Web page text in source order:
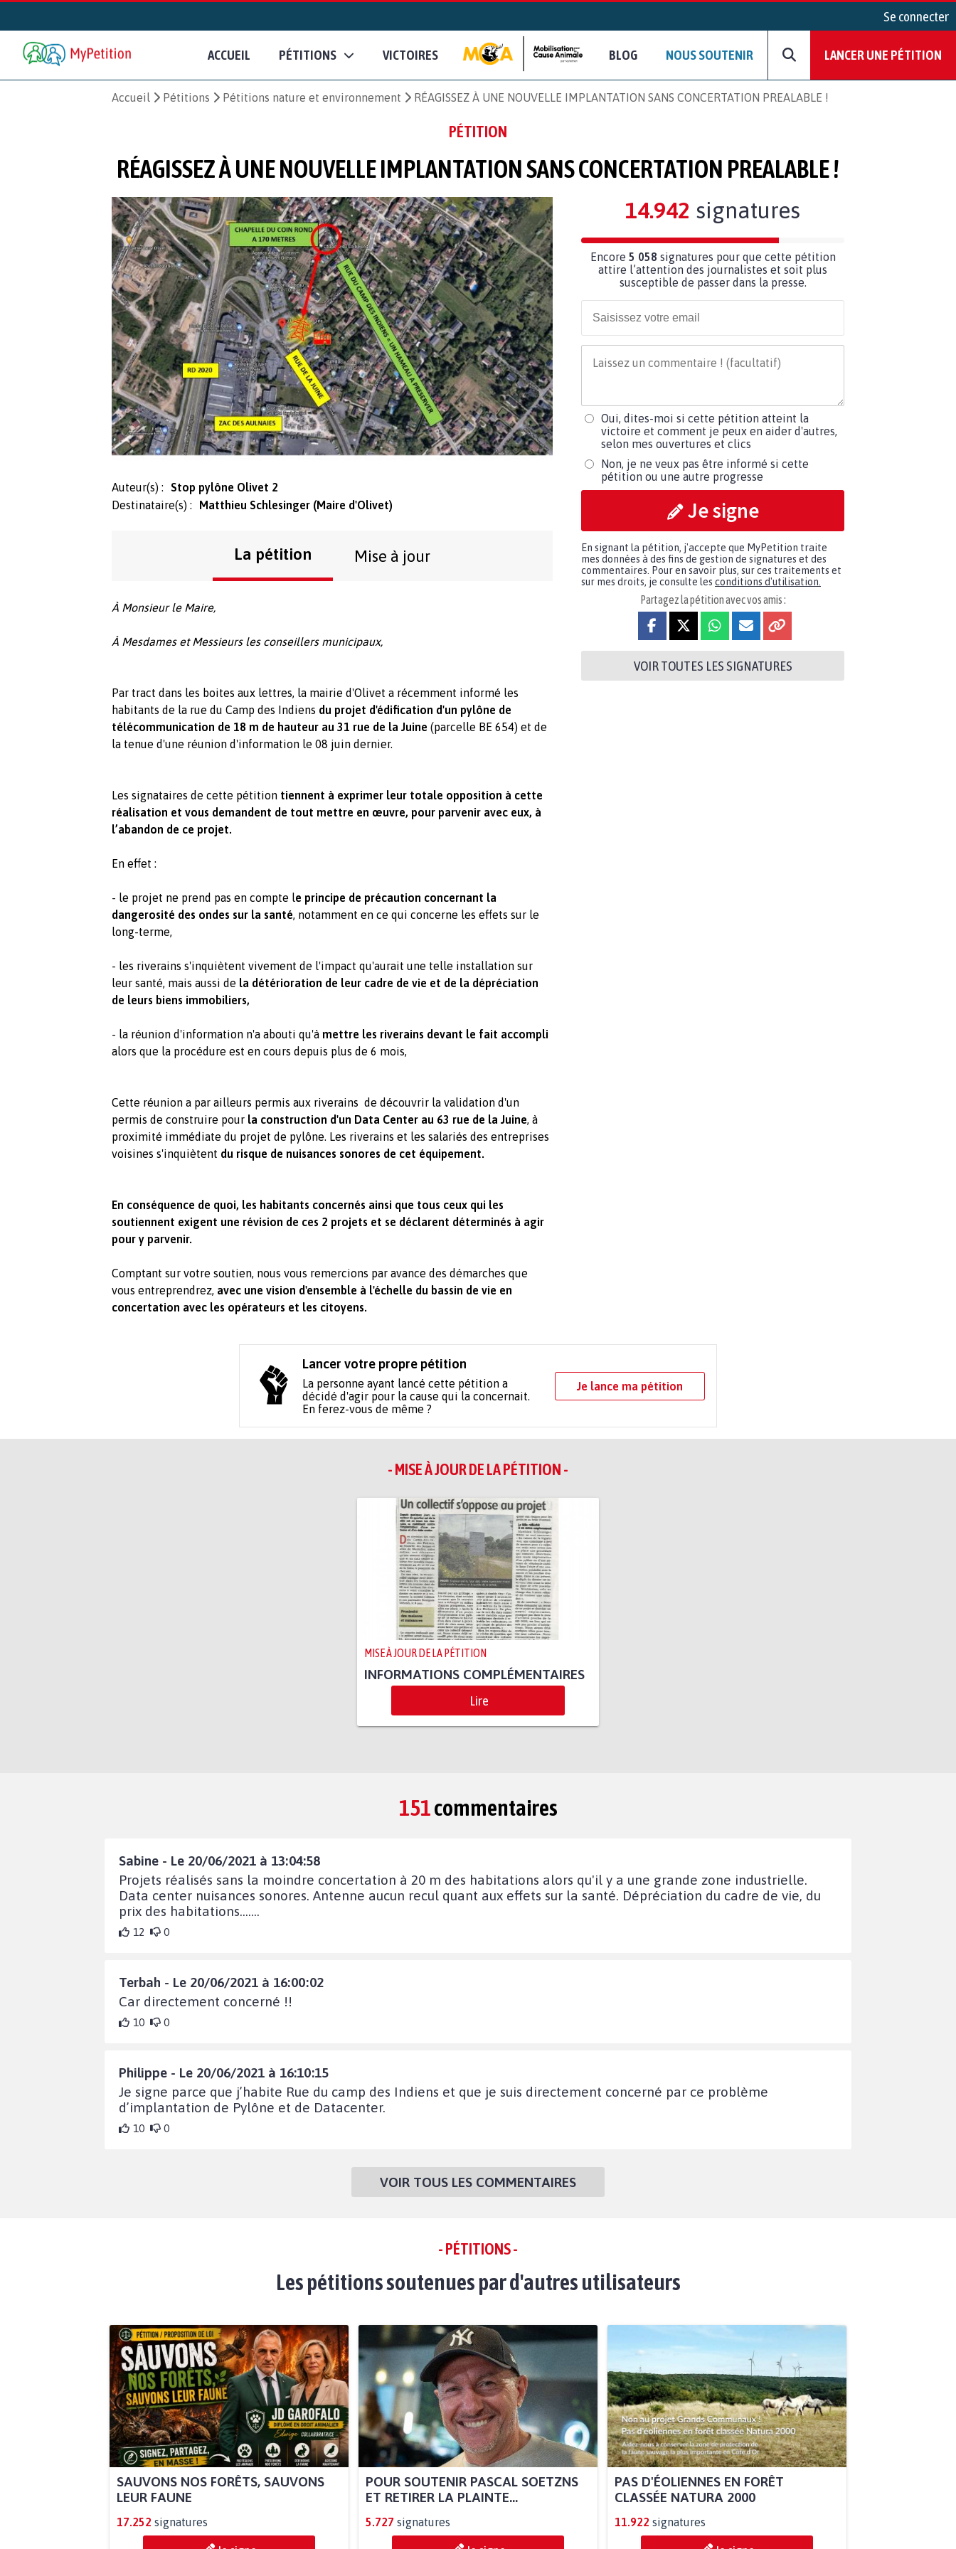
Se connecter
ACCUEIL PÉTITIONS VICTOIRES BLOG NOUS SOUTENIR LANCER UNE PÉTITION
Accueil Pétitions Pétitions nature et environnement RÉAGISSEZ À UNE NOUVELLE IMPLANTATION SANS CONCERTATION PREALABLE !
PÉTITION
RÉAGISSEZ À UNE NOUVELLE IMPLANTATION SANS CONCERTATION PREALABLE !
Auteur(s) :
Stop pylône Olivet 2
Destinataire(s) :
Matthieu Schlesinger (Maire d'Olivet)
La pétition Mise à jour
À Monsieur le Maire,
À Mesdames et Messieurs les conseillers municipaux,
Par tract dans les boites aux lettres, la mairie d'Olivet a récemment informé les
habitants de la rue du Camp des Indiens du projet d'édification d'un pylône de
télécommunication de 18 m de hauteur au 31 rue de la Juine (parcelle BE 654) et de
la tenue d'une réunion d'information le 08 juin dernier.
Les signataires de cette pétition tiennent à exprimer leur totale opposition à cette
réalisation et vous demandent de tout mettre en œuvre, pour parvenir avec eux, à
l’abandon de ce projet.
En effet :
- le projet ne prend pas en compte le principe de précaution concernant la
dangerosité des ondes sur la santé, notamment en ce qui concerne les effets sur le
long-terme,
- les riverains s'inquiètent vivement de l'impact qu'aurait une telle installation sur
leur santé, mais aussi de la détérioration de leur cadre de vie et de la dépréciation
de leurs biens immobiliers,
- la réunion d'information n'a abouti qu'à mettre les riverains devant le fait accompli
alors que la procédure est en cours depuis plus de 6 mois,
Cette réunion a par ailleurs permis aux riverains de découvrir la validation d'un
permis de construire pour la construction d'un Data Center au 63 rue de la Juine, à
proximité immédiate du projet de pylône. Les riverains et les salariés des entreprises
voisines s'inquiètent du risque de nuisances sonores de cet équipement.
En conséquence de quoi, les habitants concernés ainsi que tous ceux qui les
soutiennent exigent une révision de ces 2 projets et se déclarent déterminés à agir
pour y parvenir.
Comptant sur votre soutien, nous vous remercions par avance des démarches que
vous entreprendrez, avec une vision d'ensemble à l'échelle du bassin de vie en
concertation avec les opérateurs et les citoyens.
14.942 signatures
Encore 5 058 signatures pour que cette pétition
attire l’attention des journalistes et soit plus
susceptible de passer dans la presse.
Oui, dites-moi si cette pétition atteint la
victoire et comment je peux en aider d'autres,
selon mes ouvertures et clics
Non, je ne veux pas être informé si cette
pétition ou une autre progresse
Je signe
En signant la pétition, j'accepte que MyPetition traite
mes données à des fins de gestion de signatures et des
commentaires. Pour en savoir plus, sur ces traitements et
sur mes droits, je consulte les conditions d'utilisation.
Partagez la pétition avec vos amis :
VOIR TOUTES LES SIGNATURES
Lancer votre propre pétition
La personne ayant lancé cette pétition a
décidé d'agir pour la cause qui la concernait.
En ferez-vous de même ?
Je lance ma pétition
- MISE À JOUR DE LA PÉTITION -
MISE À JOUR DE LA PÉTITION
INFORMATIONS COMPLÉMENTAIRES
Lire
151commentaires
Sabine - Le 20/06/2021 à 13:04:58
Projets réalisés sans la moindre concertation à 20 m des habitations alors qu'il y a une grande zone industrielle.
Data center nuisances sonores. Antenne aucun recul quant aux effets sur la santé. Dépréciation du cadre de vie, du
prix des habitations.......
12 0
Terbah - Le 20/06/2021 à 16:00:02
Car directement concerné !!
10 0
Philippe - Le 20/06/2021 à 16:10:15
Je signe parce que j’habite Rue du camp des Indiens et que je suis directement concerné par ce problème
d’implantation de Pylône et de Datacenter.
10 0
VOIR TOUS LES COMMENTAIRES
- PÉTITIONS -
Les pétitions soutenues par d'autres utilisateurs
SAUVONS NOS FORÊTS, SAUVONS
LEUR FAUNE
17.252 signatures
POUR SOUTENIR PASCAL SOETZNS
ET RETIRER LA PLAINTE...
5.727 signatures
PAS D'ÉOLIENNES EN FORÊT
CLASSÉE NATURA 2000
11.922 signatures